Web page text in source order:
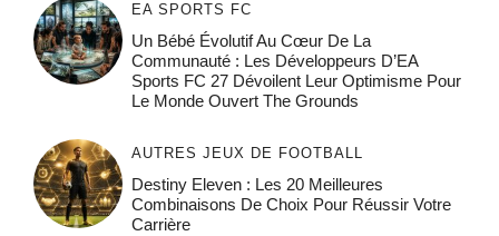
EA SPORTS FC
Un Bébé Évolutif Au Cœur De La
Communauté : Les Développeurs D’EA
Sports FC 27 Dévoilent Leur Optimisme Pour
Le Monde Ouvert The Grounds
AUTRES JEUX DE FOOTBALL
Destiny Eleven : Les 20 Meilleures
Combinaisons De Choix Pour Réussir Votre
Carrière